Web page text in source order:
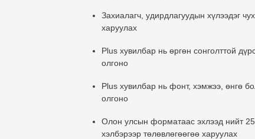
Захиалагч, удирдлагуудын хүлээдэг
харуулах
Plus хувилбар нь өргөн сонголттой
олгоно
Plus хувилбар нь фонт, хэмжээ, өнгө
олгоно
Олон улсын форматаас эхлээд нийт
хэлбэрээр төлөвлөгөөгөө харуулах